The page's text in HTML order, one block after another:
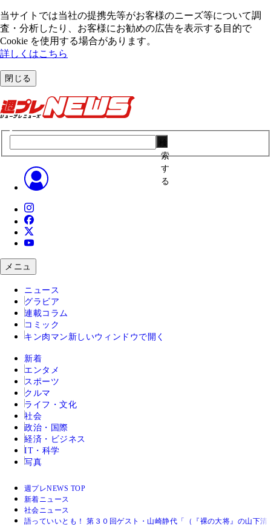
当サイトでは当社の提携先等がお客様のニーズ等について調
査・分析したり、お客様にお勧めの広告を表⽰する⽬的で
Cookie を使⽤する場合があります。
詳しくはこちら
閉じる
索
す
る
メニュ
ニュース
グラビア
連載コラム
コミック
キン肉マン 新しいウィンドウで開く
新着
エンタメ
スポーツ
クルマ
ライフ・文化
社会
政治・国際
経済・ビジネス
IT・科学
写真
週プレNEWS TOP
新着ニュース
社会ニュース
語っていいとも！ 第３０回ゲスト・山崎静代「（『裸の大将』の山下